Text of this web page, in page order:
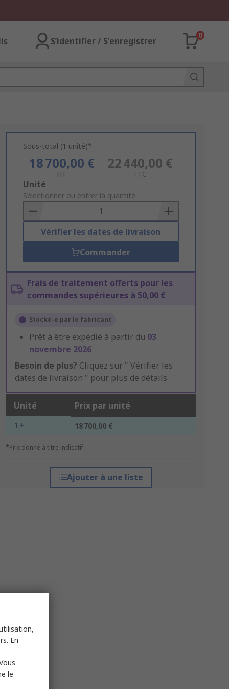
S’identifier / S'enregistrer
0
Sous-total (1 unité)*
18 700,00 €
HT
22 440,00 €
TTC
Add
to
Basket
Unité
Sélectionner ou entrer la quantité
Vérifier les dates de livraison
Commander
Frais de traitement offerts pour les
commandes supérieures à 50,00 €
Stocké-e par le fabricant
Prêt à être expédié à partir du 03
novembre 2026
Besoin de plus? Cliquez sur " Vérifier les
dates de livraison " pour plus de détails
Unité Prix par unité
1 + 18 700,00 €
*Prix donné à titre indicatif
Ajouter à une liste
En
le